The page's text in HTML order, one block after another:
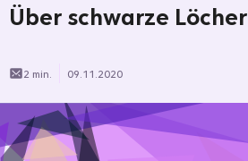
Über schwarze Löcher
2 min. 09.11.2020